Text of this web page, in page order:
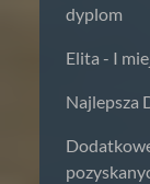
dyplom
Elita - I
Najlepsza